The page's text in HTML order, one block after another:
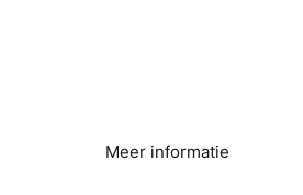
Meer informatie